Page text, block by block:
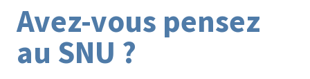
du
Avez-vous pensez
au SNU ?